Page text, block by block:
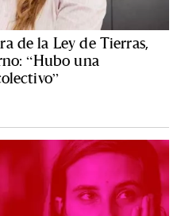
de la Ley de Tierras,
“Hubo una